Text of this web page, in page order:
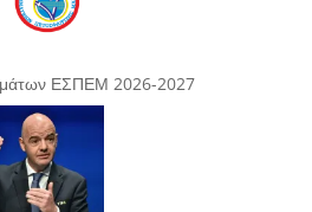
ΕΣΠΕΜ 2026-2027